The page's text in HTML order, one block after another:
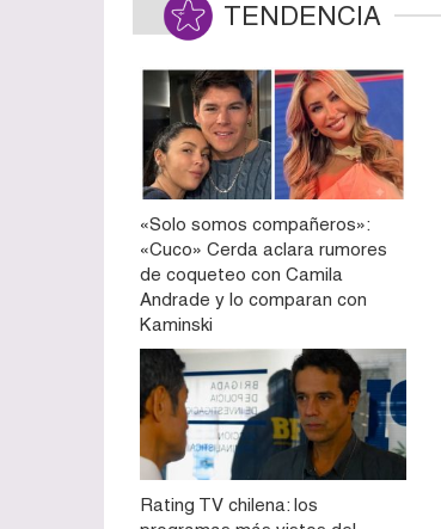
TENDENCIA
«Solo somos compañeros»:
«Cuco» Cerda aclara rumores
de coqueteo con Camila
Andrade y lo comparan con
Kaminski
Rating TV chilena: los